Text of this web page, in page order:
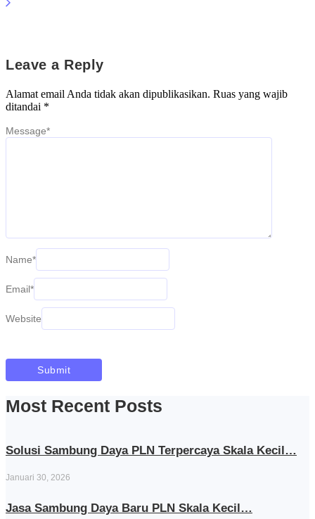
Leave a Reply
Alamat email Anda tidak akan dipublikasikan. Ruas yang wajib
ditandai *
Message*
Name*
Email*
Website
Most Recent Posts
Solusi Sambung Daya PLN Terpercaya Skala Kecil…
Januari 30, 2026
Jasa Sambung Daya Baru PLN Skala Kecil…